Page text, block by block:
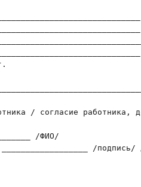
/ согласие работника,
/ФИО/
/подпись/